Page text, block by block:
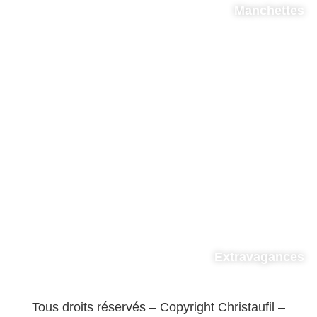
Manchettes
Extravagances
Tous droits réservés – Copyright Christaufil –